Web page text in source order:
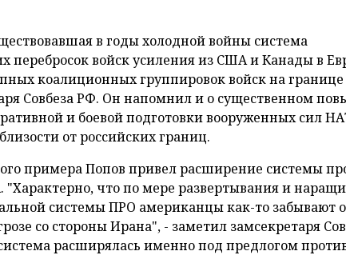
в годы холодной войны система
перебросок войск усиления из США и Канады в
коалиционных группировок войск на границе
Совбеза РФ. Он напомнил и о существенном
и боевой подготовки вооруженных сил
от российских границ.
примера Попов привел расширение системы
что по мере развертывания и
системы ПРО американцы как-то забывают
со стороны Ирана", - заметил замсекретаря
расширялась именно под предлогом